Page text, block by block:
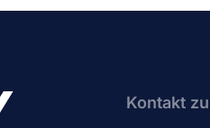
Kontakt